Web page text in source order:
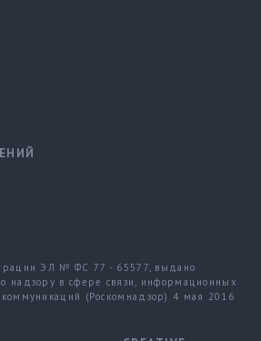
ЭЛ № ФС 77 - 65577, выдано
надзору в сфере связи, информационных
коммуникаций (Роскомнадзор) 4 мая 2016